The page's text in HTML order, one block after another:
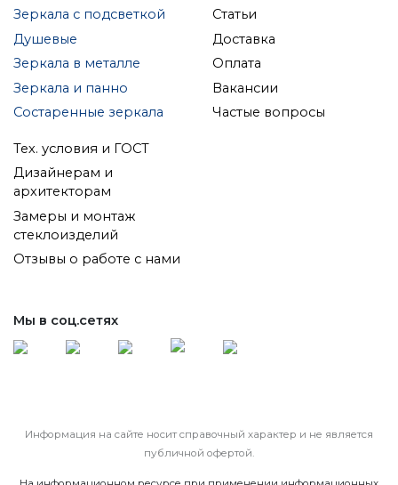
Зеркала с подсветкой
Душевые
Зеркала в металле
Зеркала и панно
Состаренные зеркала
Статьи
Доставка
Оплата
Вакансии
Частые вопросы
Тех. условия и ГОСТ
Дизайнерам и
архитекторам
Замеры и монтаж
стеклоизделий
Отзывы о работе с нами
Мы в соц.сетях
Информация на сайте носит справочный характер и не является
публичной офертой.